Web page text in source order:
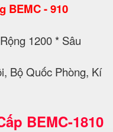
BEMC - 910
1200 * Sâu
Bộ Quốc Phòng, Kí
BEMC-1810